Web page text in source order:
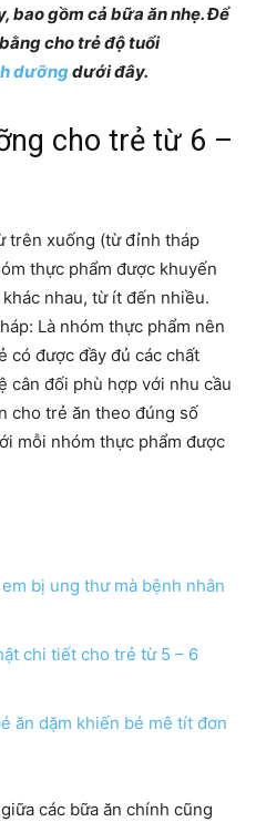
bao gồm cả bữa ăn nhẹ. Để
cho trẻ độ tuổi
dưỡngdưới đây.
cho trẻ từ 6 –
trên xuống (từ đỉnh tháp
thực phẩm được khuyến
nhau, từ ít đến nhiều.
Là nhóm thực phẩm nên
có được đầy đủ các chất
cân đối phù hợp với nhu cầu
cho trẻ ăn theo đúng số
mỗi nhóm thực phẩm được
bị ung thư mà bệnh nhân
chi tiết cho trẻ từ 5 – 6
ăn dặm khiến bé mê tít đơn
các bữa ăn chính cũng